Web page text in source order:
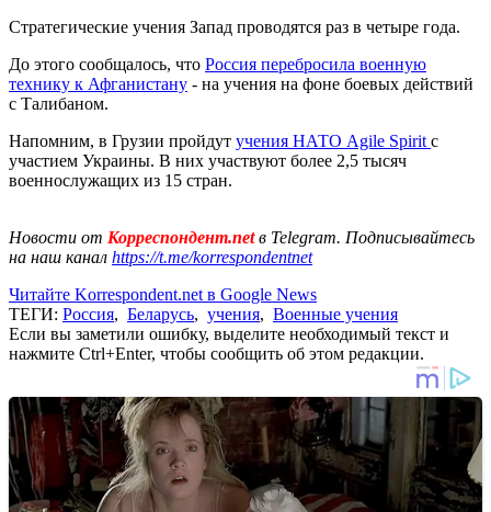
Стратегические учения Запад проводятся раз в четыре года.
До этого сообщалось, что Россия перебросила военную
технику к Афганистану - на учения на фоне боевых действий
с Талибаном.
Напомним, в Грузии пройдут учения НАТО Agile Spirit с
участием Украины. В них участвуют более 2,5 тысяч
военнослужащих из 15 стран.
Новости от Корреспондент.netв Telegram. Подписывайтесь
на наш канал https://t.me/korrespondentnet
Читайте Korrespondent.net в Google News
ТЕГИ: Россия, Беларусь, учения, Военные учения
Если вы заметили ошибку, выделите необходимый текст и
нажмите Ctrl+Enter, чтобы сообщить об этом редакции.